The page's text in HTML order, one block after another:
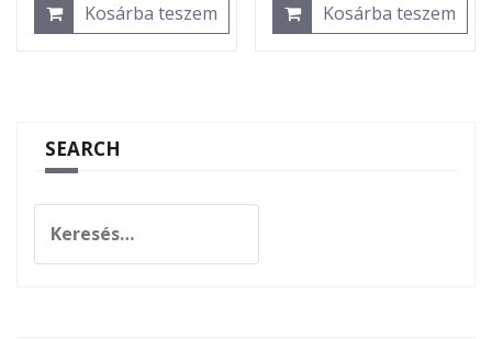
Kosárba teszem Kosárba teszem
SEARCH